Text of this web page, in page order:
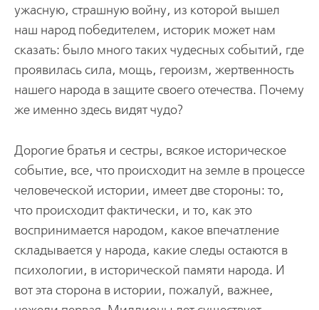
ужасную, страшную войну, из которой вышел
наш народ победителем, историк может нам
сказать: было много таких чудесных событий, где
проявилась сила, мощь, героизм, жертвенность
нашего народа в защите своего отечества. Почему
же именно здесь видят чудо?
Дорогие братья и сестры, всякое историческое
событие, все, что происходит на земле в процессе
человеческой истории, имеет две стороны: то,
что происходит фактически, и то, как это
воспринимается народом, какое впечатление
складывается у народа, какие следы остаются в
психологии, в исторической памяти народа. И
вот эта сторона в истории, пожалуй, важнее,